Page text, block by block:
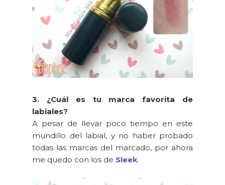
3. ¿Cuál es tu marca favorita de
labiales?
A pesar de llevar poco tiempo en este
mundillo del labial, y no haber probado
todas las marcas del marcado, por ahora
me quedo con los de Sleek.